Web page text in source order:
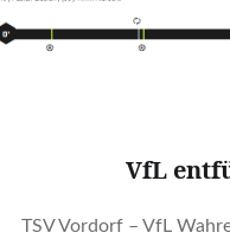
VfL
TSV Vordorf – VfL